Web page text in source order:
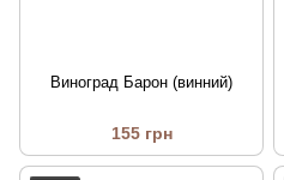
Виноград Барон (винний)
155 грн